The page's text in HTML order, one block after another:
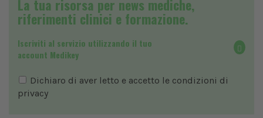
La tua risorsa per news mediche,
riferimenti clinici e formazione.
Iscriviti al servizio utilizzando il tuo
account Medikey
Dichiaro di aver letto e accetto le condizioni di
privacy